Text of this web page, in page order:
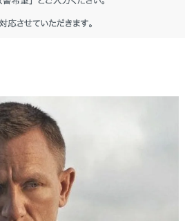
(プレゼント用だったの
質の良さも気に入っても
で良かったです。」